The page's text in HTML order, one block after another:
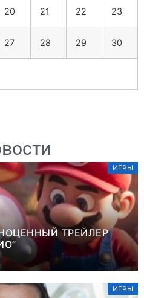
20 21 22 23
27 28 29 30
ИГРЫ
ТРЕЙЛЕР
ИГРЫ